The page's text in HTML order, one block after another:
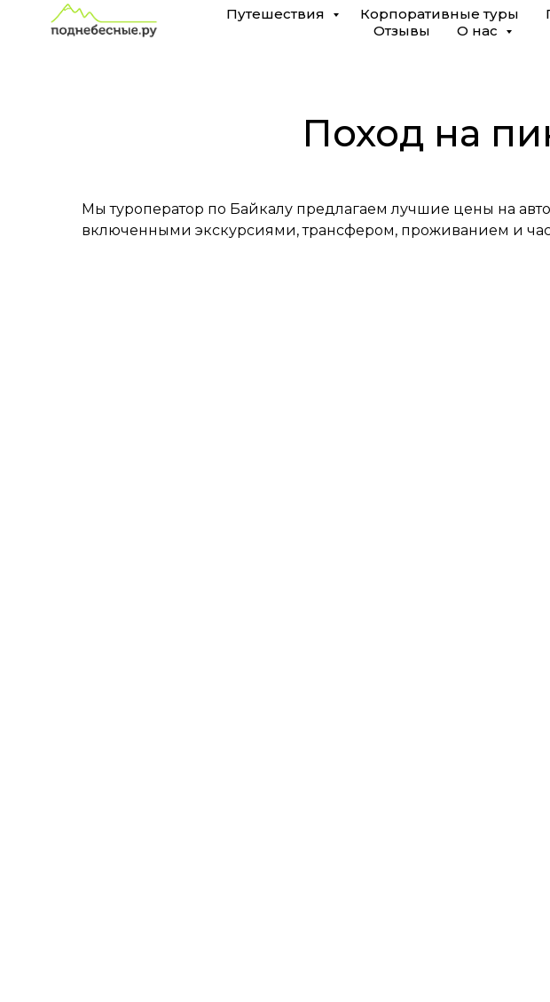
Поход
Путешествия Корпоративные туры
Отзывы
О нас
Поход на
Мы туроператор по Байкалу предлагаем лучшие цены на
включенными экскурсиями, трансфером, проживанием и